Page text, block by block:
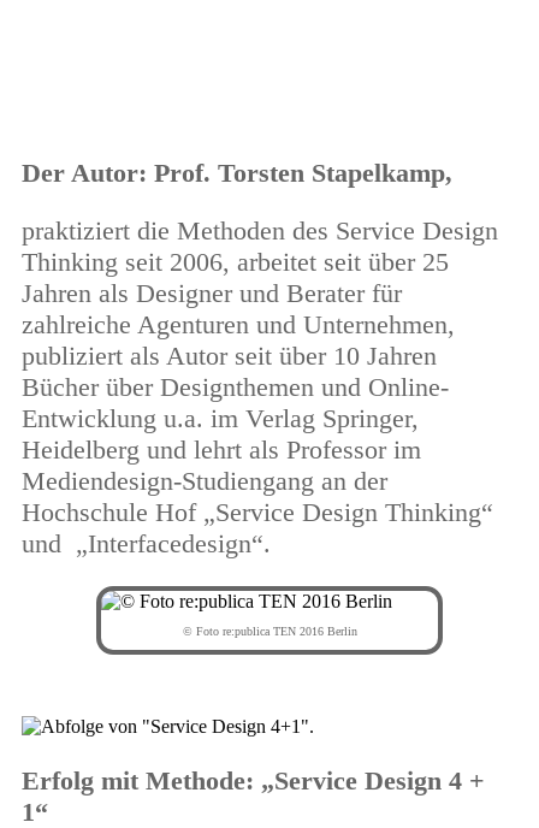
Der Autor: Prof. Torsten Stapelkamp,
praktiziert die Methoden des Service Design
Thinking seit 2006, arbeitet seit über 25
Jahren als Designer und Berater für
zahlreiche Agenturen und Unternehmen,
publiziert als Autor seit über 10 Jahren
Bücher über Designthemen und Online-
Entwicklung u.a. im Verlag Springer,
Heidelberg und lehrt als Professor im
Mediendesign-Studiengang an der
Hochschule Hof„Service Design Thinking“
und „Interfacedesign“.
© Foto re:publica TEN 2016 Berlin
Erfolg mit Methode: „Service Design 4 +
1“